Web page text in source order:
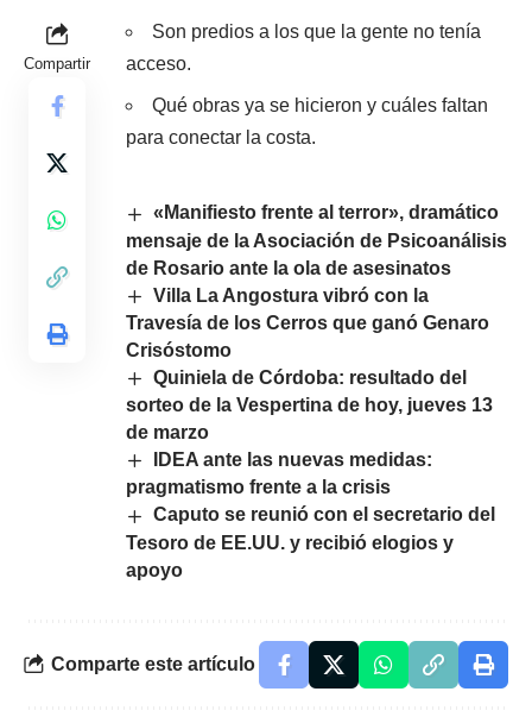
Compartir
Son predios a los que la gente no tenía
acceso.
Qué obras ya se hicieron y cuáles faltan
para conectar la costa.
«Manifiesto frente al terror», dramático
mensaje de la Asociación de Psicoanálisis
de Rosario ante la ola de asesinatos
Villa La Angostura vibró con la
Travesía de los Cerros que ganó Genaro
Crisóstomo
Quiniela de Córdoba: resultado del
sorteo de la Vespertina de hoy, jueves 13
de marzo
IDEA ante las nuevas medidas:
pragmatismo frente a la crisis
Caputo se reunió con el secretario del
Tesoro de EE.UU. y recibió elogios y
apoyo
Comparte este artículo